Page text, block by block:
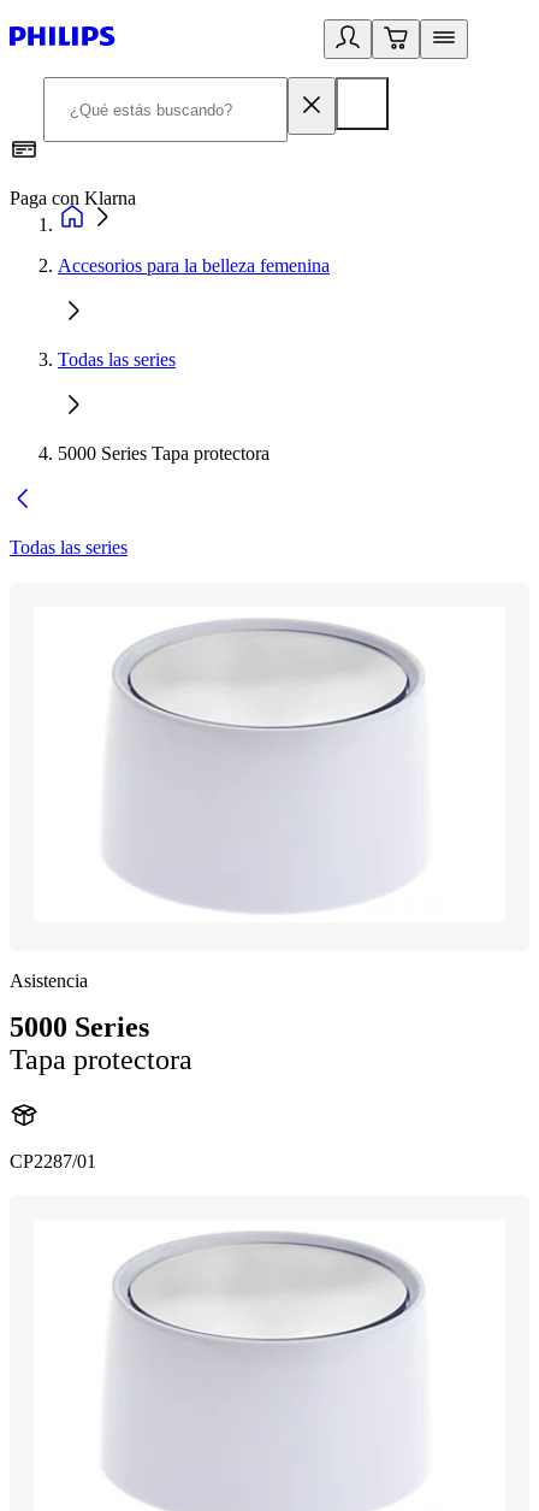
Paga con Klarna
Accesorios para la belleza femenina
Todas las series
5000 Series Tapa protectora
Todas las series
Asistencia
5000 Series
Tapa protectora
CP2287/01